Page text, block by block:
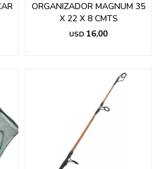
ORGANIZADOR MAGNUM 35
X 22 X 8 CMTS
USD 16,00